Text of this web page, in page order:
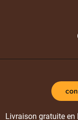
Livraison gratuite en